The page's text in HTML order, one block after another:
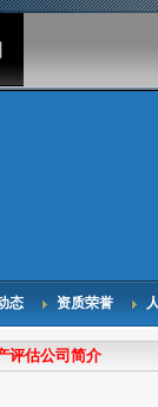
态 资质荣誉
评估公司简介